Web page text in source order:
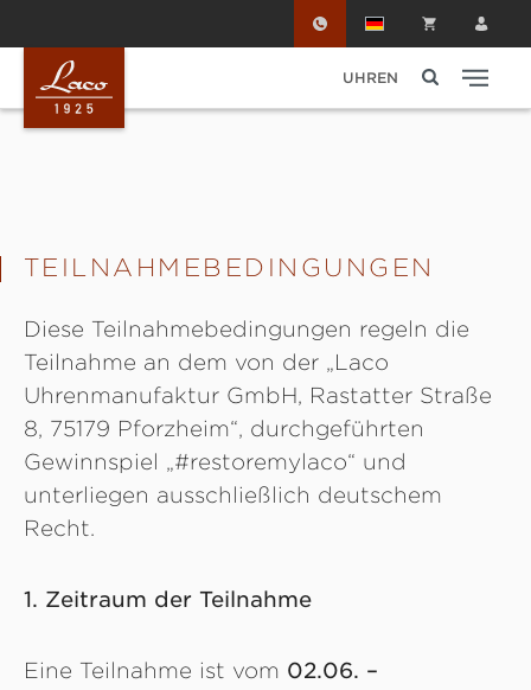
UHREN
TEILNAHMEBEDINGUNGEN
Diese Teilnahmebedingungen regeln die
Teilnahme an dem von der „Laco
Uhrenmanufaktur GmbH, Rastatter Straße
8, 75179 Pforzheim“, durchgeführten
Gewinnspiel „#restoremylaco“ und
unterliegen ausschließlich deutschem
Recht.
1. Zeitraum der Teilnahme
Eine Teilnahme ist vom 02.06. –